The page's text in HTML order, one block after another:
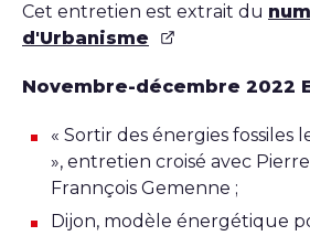
Cet entretien est extrait du
d'Urbanisme
Novembre-décembre 2022
« Sortir des énergies fossiles
», entretien croisé avec
Frannçois Gemenne ;
Dijon, modèle énergétique